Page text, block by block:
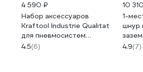
4 590 ₽
Набор аксессуаров
Kraftool Industrie Qualitat
для пневмосистем
манометр
4.5(6)
10
1-
шнур
50,
4.9(7)